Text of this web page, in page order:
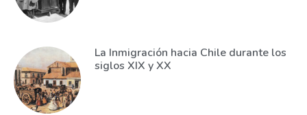
La Inmigración hacia Chile durante los
siglos XIX y XX